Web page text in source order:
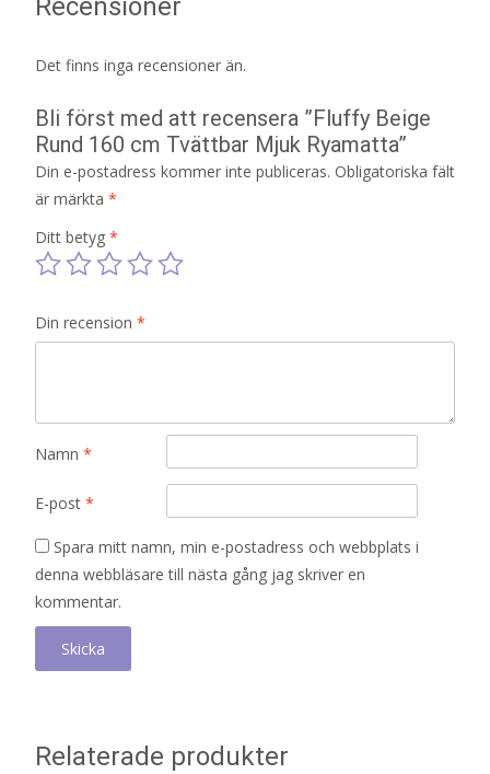
Recensioner
Det finns inga recensioner än.
Bli först med att recensera ”Fluffy Beige
Rund 160 cm Tvättbar Mjuk Ryamatta”
Din e-postadress kommer inte publiceras. Obligatoriska fält
är märkta *
Ditt betyg *
Din recension *
Namn *
E-post *
Spara mitt namn, min e-postadress och webbplats i
denna webbläsare till nästa gång jag skriver en
kommentar.
Relaterade produkter